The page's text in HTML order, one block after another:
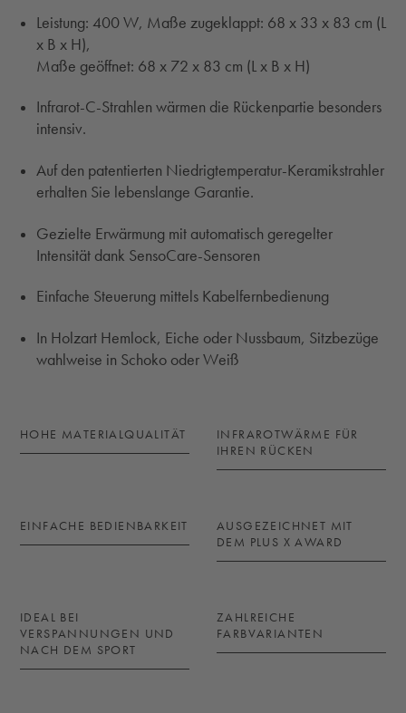
Leistung: 400 W, Maße zugeklappt: 68 x 33 x 83 cm (L
x B x H),
Maße geöffnet: 68 x 72 x 83 cm (L x B x H)
Infrarot-C-Strahlen wärmen die Rückenpartie besonders
intensiv.
Auf den patentierten Niedrigtemperatur-Keramikstrahler
erhalten Sie lebenslange Garantie.
Gezielte Erwärmung mit automatisch geregelter
Intensität dank SensoCare-Sensoren
Einfache Steuerung mittels Kabelfernbedienung
In Holzart Hemlock, Eiche oder Nussbaum, Sitzbezüge
wahlweise in Schoko oder Weiß
HOHE MATERIALQUALITÄT
INFRAROTWÄRME FÜR
IHREN RÜCKEN
EINFACHE BEDIENBARKEIT
AUSGEZEICHNET MIT
DEM PLUS X AWARD
IDEAL BEI
VERSPANNUNGEN UND
NACH DEM SPORT
ZAHLREICHE
FARBVARIANTEN